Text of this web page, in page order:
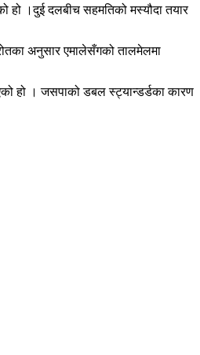
हो ।दुई दलबीच सहमतिको मस्यौदा तयार
अनुसार एमालेसँगको तालमेलमा
हो । जसपाको डबल स्ट्यान्डर्डका कारण